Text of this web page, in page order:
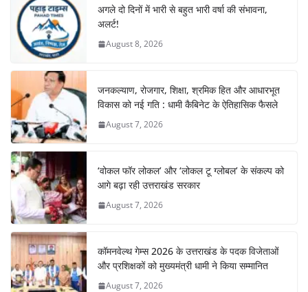
अगले दो दिनों में भारी से बहुत भारी वर्षा की संभावना,
अलर्ट!
August 8, 2026
जनकल्याण, रोजगार, शिक्षा, श्रमिक हित और आधारभूत
विकास को नई गति : धामी कैबिनेट के ऐतिहासिक फैसले
August 7, 2026
‘वोकल फॉर लोकल’ और ‘लोकल टू ग्लोबल’ के संकल्प को
आगे बढ़ा रही उत्तराखंड सरकार
August 7, 2026
कॉमनवेल्थ गेम्स 2026 के उत्तराखंड के पदक विजेताओं
और प्रशिक्षकों को मुख्यमंत्री धामी ने किया सम्मानित
August 7, 2026